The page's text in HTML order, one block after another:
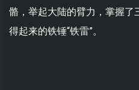
骼，举起大陆的臂力，掌握了
得起来的铁锤“铁雷”。